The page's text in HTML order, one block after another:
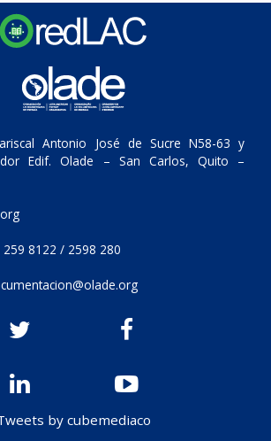
Antonio José de Sucre N58-63 y
Edif. Olade – San Carlos, Quito –
259 8122 / 2598 280
by cubemediaco